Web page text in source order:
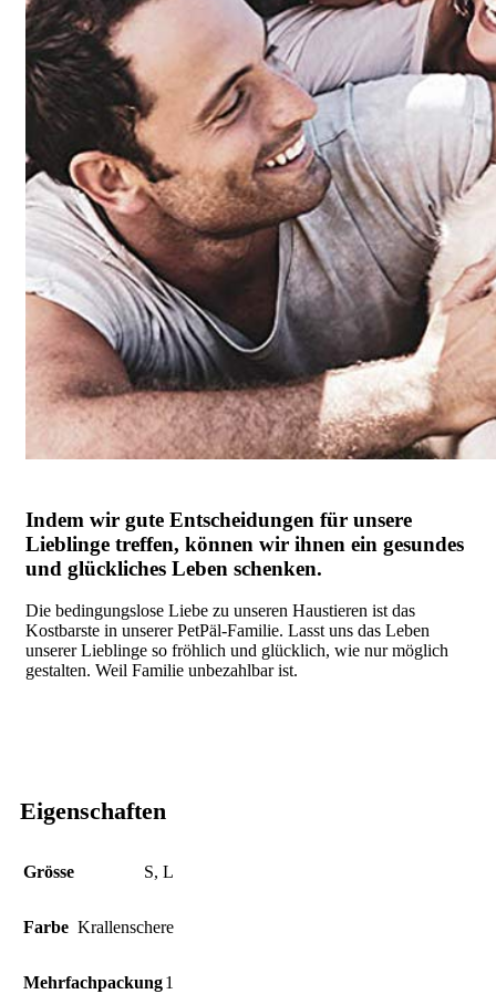
Indem wir gute Entscheidungen für unsere
Lieblinge treffen, können wir ihnen ein gesundes
und glückliches Leben schenken.
Die bedingungslose Liebe zu unseren Haustieren ist das
Kostbarste in unsererPetPäl-Familie. Lasst uns das Leben
unserer Lieblinge so fröhlich und glücklich, wie nur möglich
gestalten. Weil Familie unbezahlbarist.
Eigenschaften
Grösse ‎S, L
Farbe ‎Krallenschere
Mehrfachpackung‎1